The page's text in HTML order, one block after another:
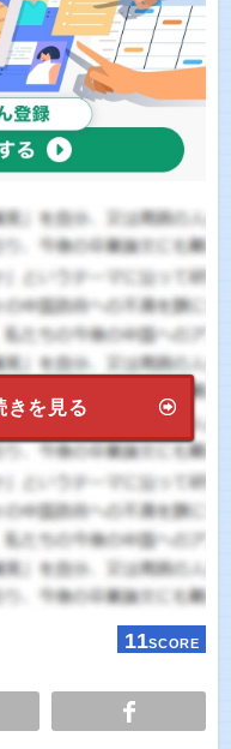
きを見る
11SCORE